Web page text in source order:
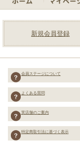
新規会員登録
会員ステージについて
よくある質問
実店舗のご案内
特定商取引法に基づく表示